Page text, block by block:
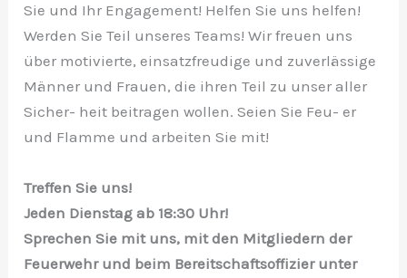
Sie und Ihr Engagement! Helfen Sie uns helfen!
Werden Sie Teil unseres Teams! Wir freuen uns
über motivierte, einsatzfreudige und zuverlässige
Männer und Frauen, die ihren Teil zu unser aller
Sicher- heit beitragen wollen. Seien Sie Feu- er
und Flamme und arbeiten Sie mit!
Treffen Sie uns!
Jeden Dienstag ab 18:30 Uhr!
Sprechen Sie mit uns, mit den Mitgliedern der
Feuerwehr und beim Bereitschaftsoffizier unter